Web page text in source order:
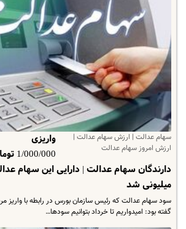
سهام عدالت | ارزش سهام عدالت |
ارزش امروز سهام عدالت
واریزی
1/000/
میلیونی شد
سود سهام عدالت که رئیس سازمان بورس در رابطه با واریز
گفته بود: امیدواریم تا خرداد بتوانیم سودها…